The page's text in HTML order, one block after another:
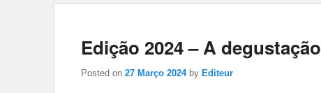
Edição 2024 – A degustação
Posted on 27 Março 2024 by Editeur